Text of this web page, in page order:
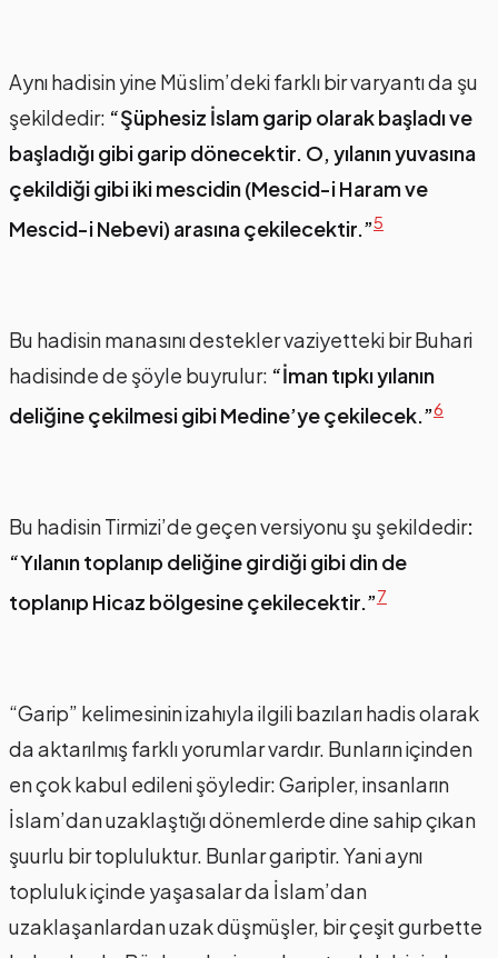
Aynı hadisin yine Müslim’deki farklı bir varyantı da şu
şekildedir: “Şüphesiz İslam garip olarak başladı ve
başladığı gibi garip dönecektir. O, yılanın yuvasına
çekildiği gibi iki mescidin (Mescid-i Haram ve
Mescid-i Nebevi) arasına çekilecektir.”5
Bu hadisin manasını destekler vaziyetteki bir Buhari
hadisinde de şöyle buyrulur: “İman tıpkı yılanın
deliğine çekilmesi gibi Medine’ye çekilecek.”6
Bu hadisin Tirmizi’de geçen versiyonu şu şekildedir:
“Yılanın toplanıp deliğine girdiği gibi din de
toplanıp Hicaz bölgesine çekilecektir.”7
“Garip” kelimesinin izahıyla ilgili bazıları hadis olarak
da aktarılmış farklı yorumlar vardır. Bunların içinden
en çok kabul edileni şöyledir: Garipler, insanların
İslam’dan uzaklaştığı dönemlerde dine sahip çıkan
şuurlu bir topluluktur. Bunlar gariptir. Yani aynı
topluluk içinde yaşasalar da İslam’dan
uzaklaşanlardan uzak düşmüşler, bir çeşit gurbette